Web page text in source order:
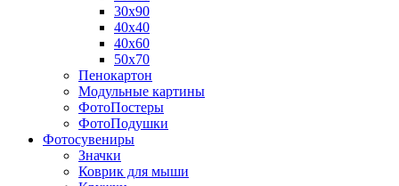
30х90
40х40
40х60
50х70
Пенокартон
Модульные картины
ФотоПостеры
ФотоПодушки
Фотоcувениры
Значки
Коврик для мыши